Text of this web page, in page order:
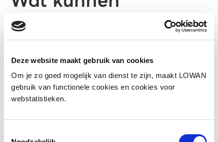
Deze website maakt gebruik van cookies
Om je zo goed mogelijk van dienst te zijn, maakt LOWAN
gebruik van functionele cookies en cookies voor
webstatistieken.
professionals
leerlingen uit Syrië?